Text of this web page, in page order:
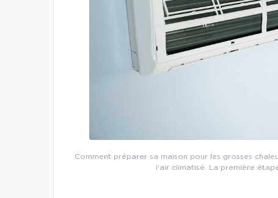
Comment préparer sa maison pour les grosses
l’air climatisé. La première